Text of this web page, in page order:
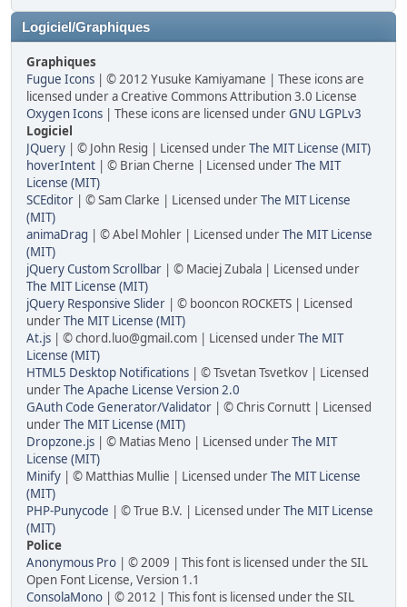
Logiciel/Graphiques
Graphiques
Fugue Icons | © 2012 Yusuke Kamiyamane | These icons are
licensed under a Creative Commons Attribution 3.0 License
Oxygen Icons | These icons are licensed underGNU LGPLv3
Logiciel
JQuery | © John Resig | Licensed underThe MIT License (MIT)
hoverIntent | © Brian Cherne | Licensed underThe MIT
License (MIT)
SCEditor | © Sam Clarke | Licensed underThe MIT License
(MIT)
animaDrag | © Abel Mohler | Licensed underThe MIT License
(MIT)
jQuery Custom Scrollbar | © Maciej Zubala | Licensed under
The MIT License (MIT)
jQuery Responsive Slider | © booncon ROCKETS | Licensed
underThe MIT License (MIT)
At.js | © chord.luo@gmail.com | Licensed underThe MIT
License (MIT)
HTML5 Desktop Notifications | © Tsvetan Tsvetkov | Licensed
underThe Apache License Version 2.0
GAuth Code Generator/Validator | © Chris Cornutt | Licensed
underThe MIT License (MIT)
Dropzone.js | © Matias Meno | Licensed underThe MIT
License (MIT)
Minify | © Matthias Mullie | Licensed underThe MIT License
(MIT)
PHP-Punycode | © True B.V. | Licensed underThe MIT License
(MIT)
Police
Anonymous Pro | © 2009 | This font is licensed under the SIL
Open Font License, Version 1.1
ConsolaMono | © 2012 | This font is licensed under the SIL